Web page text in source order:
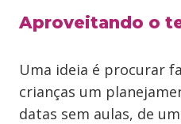
Aproveitando o
Uma ideia é procurar
crianças um
datas sem aulas, de